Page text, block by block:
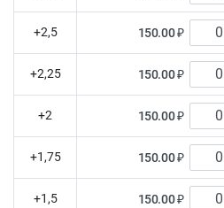
+2,5 150.00 ₽
+2,25 150.00 ₽
+2 150.00 ₽
+1,75 150.00 ₽
+1,5 150.00 ₽